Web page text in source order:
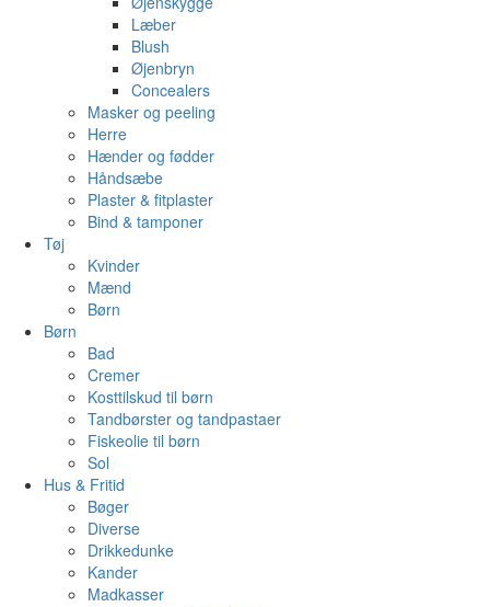
Læber
Blush
Øjenbryn
Concealers
Masker og peeling
Herre
Hænder og fødder
Håndsæbe
Plaster & fitplaster
Bind & tamponer
Tøj
Kvinder
Mænd
Børn
Børn
Bad
Cremer
Kosttilskud til børn
Tandbørster og tandpastaer
Fiskeolie til børn
Sol
Hus & Fritid
Bøger
Diverse
Drikkedunke
Kander
Madkasser